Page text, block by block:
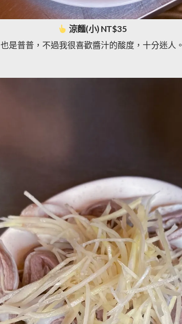
涼麵(小) NT$35
也是普普，不過我很喜歡醬汁的酸度，十分迷人。